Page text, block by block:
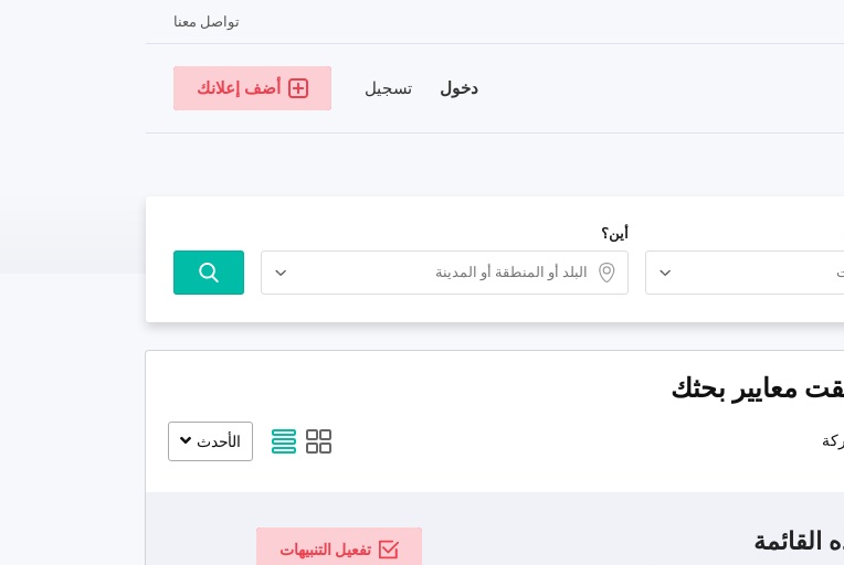
تواصل معنا
أضف إعلانك تسجيل دخول
أين؟
الأحدث
القائمة تفعيل التنبيهات